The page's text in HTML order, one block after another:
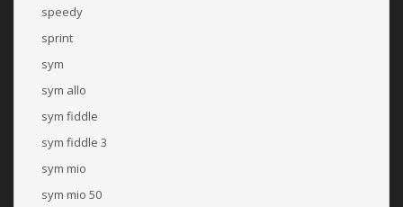
speedy
sprint
sym
sym allo
sym fiddle
sym fiddle 3
sym mio
sym mio 50